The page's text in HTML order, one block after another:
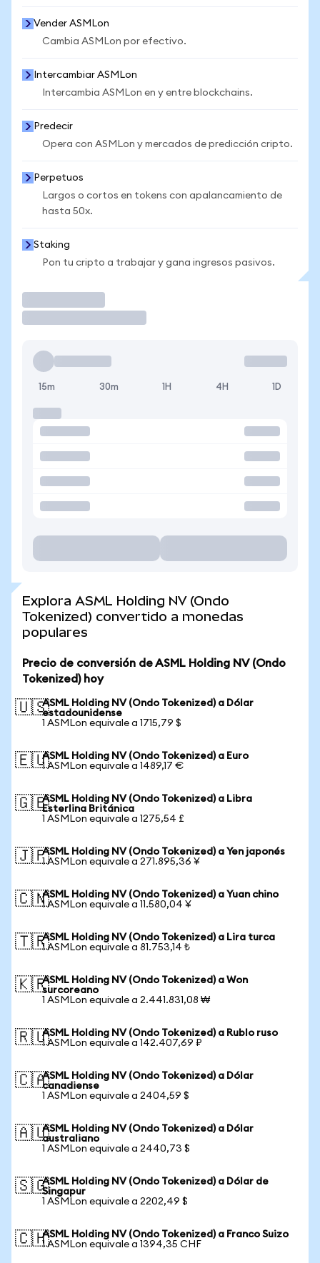
Vender ASMLon
Cambia ASMLon por efectivo.
Intercambiar ASMLon
Intercambia ASMLon en y entre blockchains.
Predecir
Opera con ASMLon y mercados de predicción cripto.
Perpetuos
Largos o cortos en tokens con apalancamiento de
hasta 50x.
Staking
Pon tu cripto a trabajar y gana ingresos pasivos.
15m 30m 1H 4H 1D
Explora ASML Holding NV (Ondo
Tokenized) convertido a monedas
populares
Precio de conversión de ASML Holding NV (Ondo
Tokenized) hoy
🇺🇸ASML Holding NV (Ondo Tokenized) a Dólar
estadounidense
1 ASMLon equivale a 1715,79 $
🇪🇺ASML Holding NV (Ondo Tokenized) a Euro
1 ASMLon equivale a 1489,17 €
🇬🇧ASML Holding NV (Ondo Tokenized) a Libra
Esterlina Británica
1 ASMLon equivale a 1275,54 £
🇯🇵ASML Holding NV (Ondo Tokenized) a Yen japonés
1 ASMLon equivale a 271.895,36 ¥
🇨🇳ASML Holding NV (Ondo Tokenized) a Yuan chino
1 ASMLon equivale a 11.580,04 ¥
🇹🇷ASML Holding NV (Ondo Tokenized) a Lira turca
1 ASMLon equivale a 81.753,14 ₺
🇰🇷ASML Holding NV (Ondo Tokenized) a Won
surcoreano
1 ASMLon equivale a 2.441.831,08 ₩
🇷🇺ASML Holding NV (Ondo Tokenized) a Rublo ruso
1 ASMLon equivale a 142.407,69 ₽
🇨🇦ASML Holding NV (Ondo Tokenized) a Dólar
canadiense
1 ASMLon equivale a 2404,59 $
🇦🇺ASML Holding NV (Ondo Tokenized) a Dólar
australiano
1 ASMLon equivale a 2440,73 $
🇸🇬ASML Holding NV (Ondo Tokenized) a Dólar de
Singapur
1 ASMLon equivale a 2202,49 $
🇨🇭ASML Holding NV (Ondo Tokenized) a Franco Suizo
1 ASMLon equivale a 1394,35 CHF